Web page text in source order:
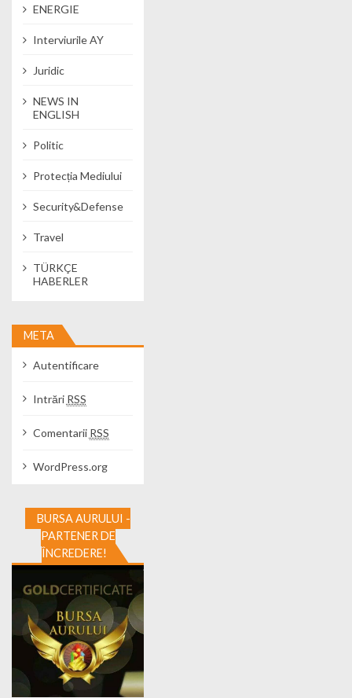
ENERGIE
Interviurile AY
Juridic
NEWS IN
ENGLISH
Politic
Protecția Mediului
Security&Defense
Travel
TÜRKÇE
HABERLER
META
Autentificare
Intrări RSS
Comentarii RSS
WordPress.org
BURSA AURULUI -
PARTENER DE
ÎNCREDERE!